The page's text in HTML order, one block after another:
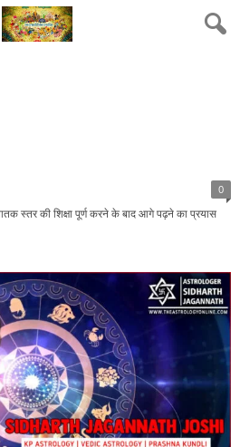
0
स्‍तर की शिक्षा पूर्ण करने के बाद आगे पढ़ने का प्रयास